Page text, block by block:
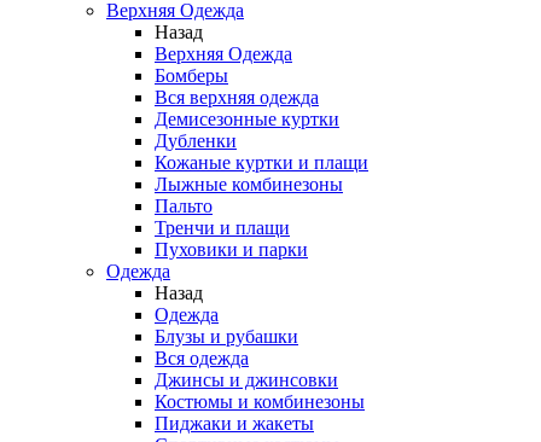
Верхняя Одежда
Назад
Верхняя Одежда
Бомберы
Вся верхняя одежда
Демисезонные куртки
Дубленки
Кожаные куртки и плащи
Лыжные комбинезоны
Пальто
Тренчи и плащи
Пуховики и парки
Одежда
Назад
Одежда
Блузы и рубашки
Вся одежда
Джинсы и джинсовки
Костюмы и комбинезоны
Пиджаки и жакеты